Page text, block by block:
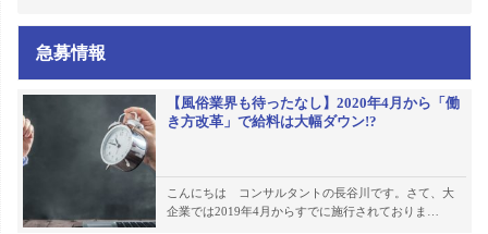
急募情報
【風俗業界も待ったなし】2020年4月から「働
き方改革」で給料は大幅ダウン!?
こんにちは コンサルタントの長谷川です。さて、大
企業では2019年4月からすでに施行されておりま…